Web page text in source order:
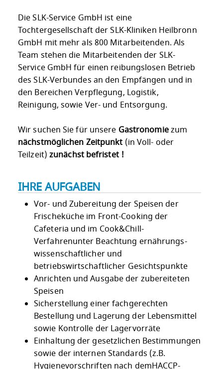
Die SLK-Service GmbH ist eine
Tochtergesellschaft der SLK-Kliniken Heilbronn
GmbH mit mehr als 800 Mitarbeitenden. Als
Team stehen die Mitarbeitenden der SLK-
Service GmbH für einen reibungslosen Betrieb
des SLK-Verbundes an den Empfängen und in
den Bereichen Verpflegung, Logistik,
Reinigung, sowie Ver- und Entsorgung.
Wir suchen Sie für unsere Gastronomiezum
nächstmöglichen Zeitpunkt (in Voll- oder
Teilzeit) zunächst befristet !
IHRE AUFGABEN
Vor- und Zubereitung der Speisen der
Frischeküche im Front-Cooking der
Cafeteria und im Cook&Chill-
Verfahrenunter Beachtung ernährungs-
wissenschaftlicher und
betriebswirtschaftlicher Gesichtspunkte
Anrichten und Ausgabe der zubereiteten
Speisen
Sicherstellung einer fachgerechten
Bestellung und Lagerung der Lebensmittel
sowie Kontrolle der Lagervorräte
Einhaltung der gesetzlichen Bestimmungen
sowie der internen Standards (z.B.
Hygienevorschriften nach demHACCP-